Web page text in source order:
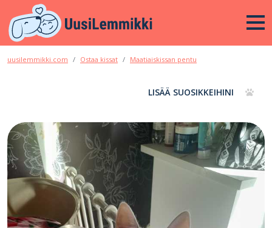
uusilemmikki.com Ostaa kissat Maatiaiskissan pentu
LISÄÄ SUOSIKKEIHINI